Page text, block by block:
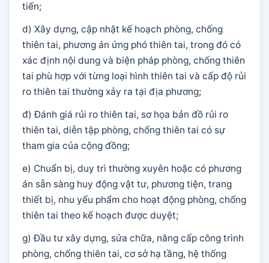
tiến;
d) Xây dựng, cập nhật kế hoạch phòng, chống
thiên tai, phương án ứng phó thiên tai, trong đó có
xác định nội dung và biện pháp phòng, chống thiên
tai phù hợp với từng loại hình thiên tai và cấp độ rủi
ro thiên tai thường xảy ra tại địa phương;
đ) Đánh giá rủi ro thiên tai, sơ họa bản đồ rủi ro
thiên tai, diễn tập phòng, chống thiên tai có sự
tham gia của cộng đồng;
e) Chuẩn bị, duy trì thường xuyên hoặc có phương
án sẵn sàng huy động vật tư, phương tiện, trang
thiết bị, nhu yếu phẩm cho hoạt động phòng, chống
thiên tai theo kế hoạch được duyệt;
g) Đầu tư xây dựng, sửa chữa, nâng cấp công trình
phòng, chống thiên tai, cơ sở hạ tầng, hệ thống